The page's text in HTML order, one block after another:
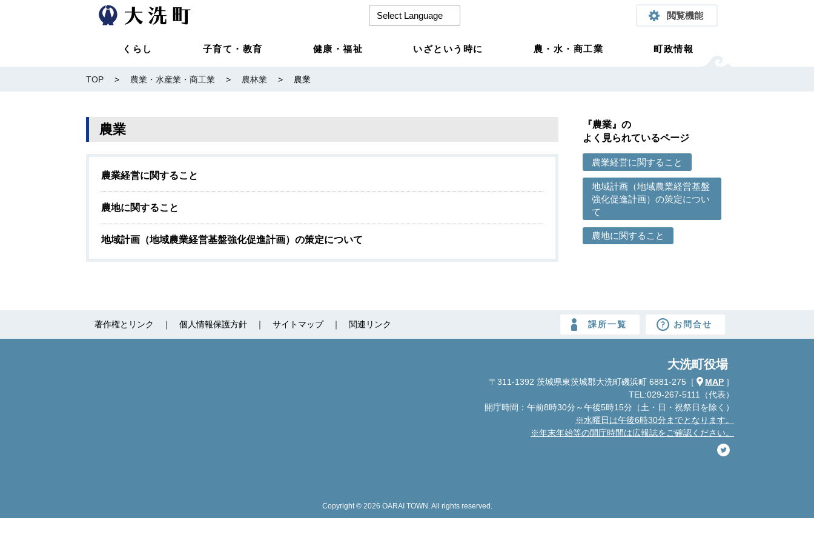
閲覧機能
くらし 子育て・教育 健康・福祉 いざという時に 農・水・商工業 町政情報
TOP > 農業・水産業・商工業 > 農林業 > 農業
農業
農業経営に関すること
農地に関すること
地域計画（地域農業経営基盤強化促進計画）の策定について
『農業』の
よく見られているページ
農業経営に関すること
地域計画（地域農業経営基盤
強化促進計画）の策定につい
て
農地に関すること
著作権とリンク 個人情報保護方針 サイトマップ 関連リンク 課所一覧 お問合せ
大洗町役場
〒311-1392 茨城県東茨城郡大洗町磯浜町 6881-275 ［ MAP ］
TEL:029-267-5111（代表）
開庁時間：午前8時30分～午後5時15分 （土・日・祝祭日を除く）
※水曜日は午後6時30分までとなります。
※年末年始等の開庁時間は広報誌をご確認ください。
Copyright © 2026 OARAI TOWN. All rights reserved.